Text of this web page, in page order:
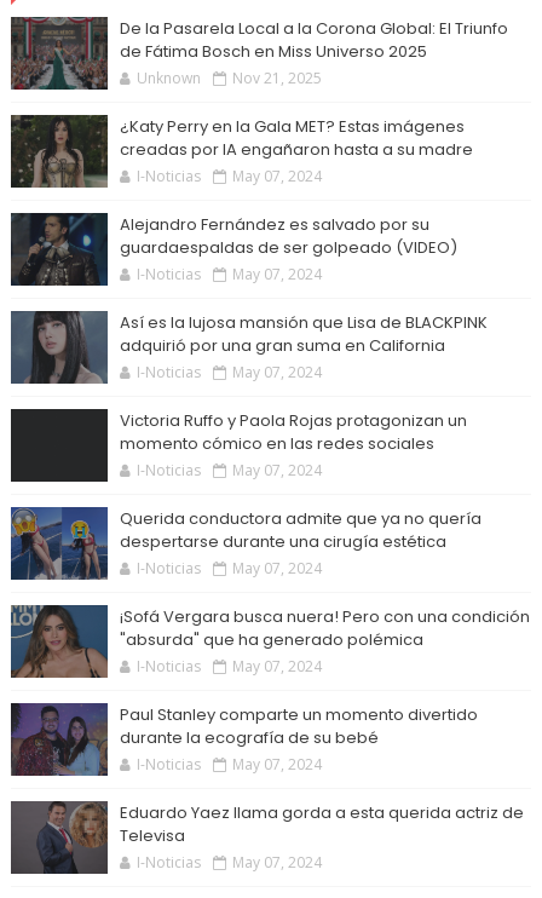
De la Pasarela Local a la Corona Global: El Triunfo
de Fátima Bosch en Miss Universo 2025
Unknown Nov 21, 2025
¿Katy Perry en la Gala MET? Estas imágenes
creadas por IA engañaron hasta a su madre
I-Noticias May 07, 2024
Alejandro Fernández es salvado por su
guardaespaldas de ser golpeado (VIDEO)
I-Noticias May 07, 2024
Así es la lujosa mansión que Lisa de BLACKPINK
adquirió por una gran suma en California
I-Noticias May 07, 2024
Victoria Ruffo y Paola Rojas protagonizan un
momento cómico en las redes sociales
I-Noticias May 07, 2024
Querida conductora admite que ya no quería
despertarse durante una cirugía estética
I-Noticias May 07, 2024
¡Sofá Vergara busca nuera! Pero con una condición
"absurda" que ha generado polémica
I-Noticias May 07, 2024
Paul Stanley comparte un momento divertido
durante la ecografía de su bebé
I-Noticias May 07, 2024
Eduardo Yaez llama gorda a esta querida actriz de
Televisa
I-Noticias May 07, 2024